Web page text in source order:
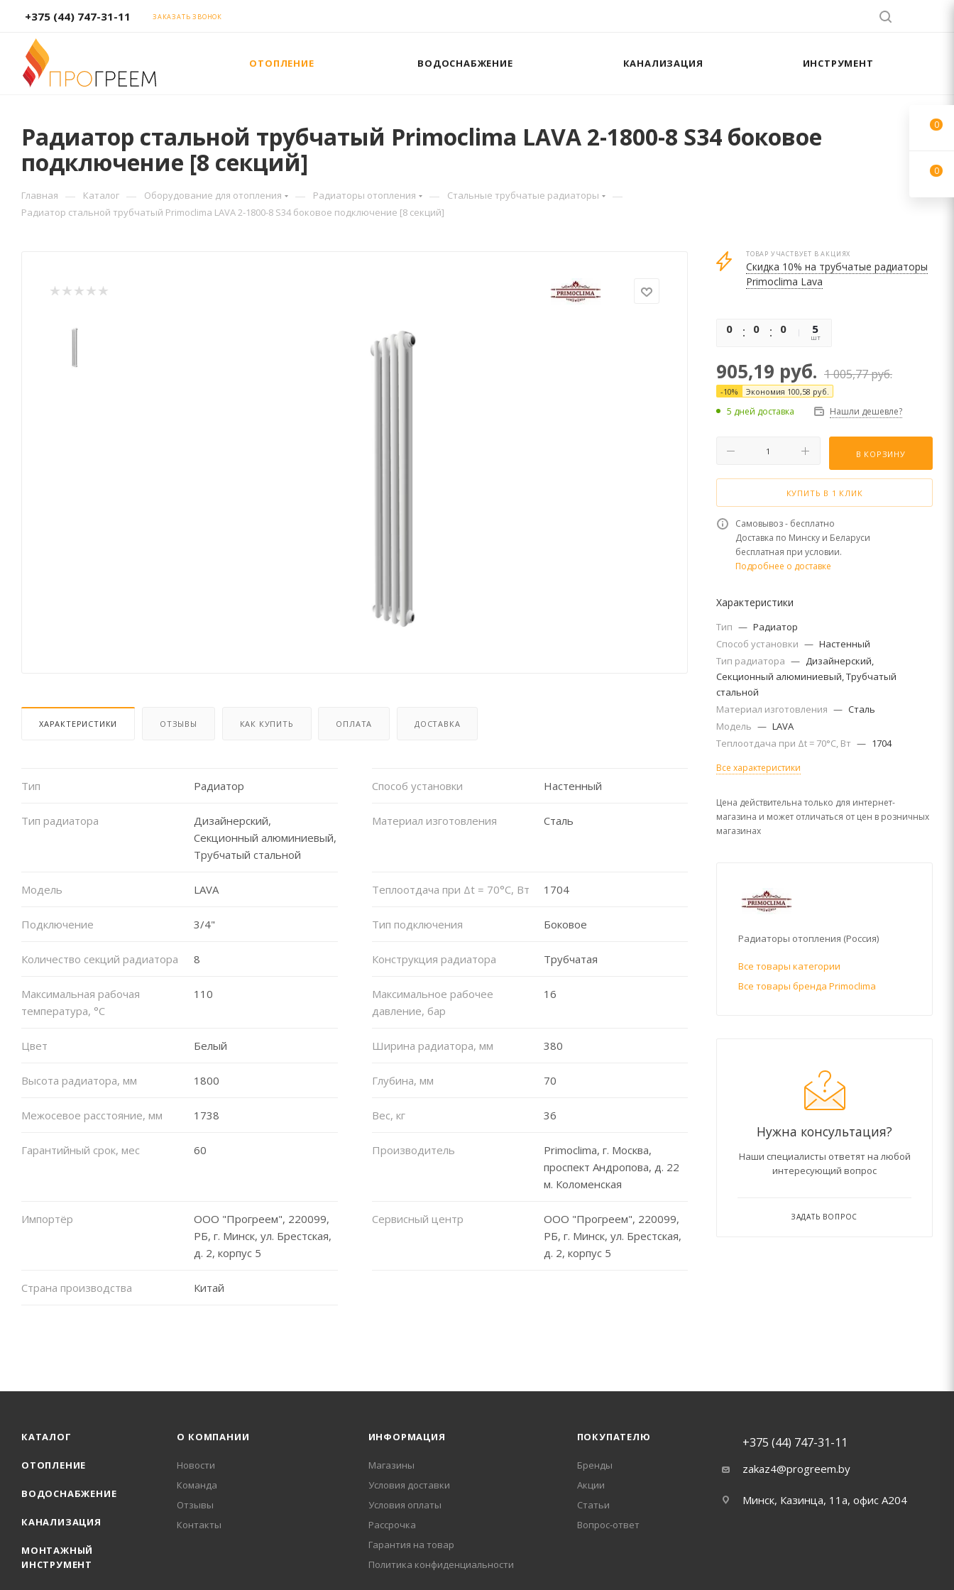
+375 (44) 747-31-11 ЗАКАЗАТЬ ЗВОНОК
ОТОПЛЕНИЕ ВОДОСНАБЖЕНИЕ КАНАЛИЗАЦИЯ ИНСТРУМЕНТ
Радиатор стальной трубчатый Primoclima LAVA 2-1800-8 S34 боковое
подключение [8 секций]
Главная — Каталог — Оборудование для отопления — Радиаторы отопления — Стальные трубчатые радиаторы —
Радиатор стальной трубчатый Primoclima LAVA 2-1800-8 S34 боковое подключение [8 секций]
ХАРАКТЕРИСТИКИ ОТЗЫВЫ КАК КУПИТЬ ОПЛАТА ДОСТАВКА
Тип Радиатор Способ установки Настенный
Тип радиатора
Дизайнерский,
Секционный алюминиевый,
Трубчатый стальной
Материал изготовления Сталь
Модель LAVA Теплоотдача при Δt = 70°C, Вт 1704
Подключение 3/4" Тип подключения Боковое
Количество секций радиатора 8 Конструкция радиатора Трубчатая
Максимальная рабочая
температура, °C
110
Максимальное рабочее
давление, бар
16
Цвет Белый Ширина радиатора, мм 380
Высота радиатора, мм 1800 Глубина, мм 70
Межосевое расстояние, мм 1738 Вес, кг 36
Гарантийный срок, мес 60 Производитель
Primoclima, г. Москва,
проспект Андропова, д. 22
м. Коломенская
Импортёр
ООО "Прогреем", 220099,
РБ, г. Минск, ул. Брестская,
д. 2, корпус 5
Сервисный центр
ООО "Прогреем", 220099,
РБ, г. Минск, ул. Брестская,
д. 2, корпус 5
Страна производства Китай
ТОВАР УЧАСТВУЕТ В АКЦИЯХ
Скидка 10% на трубчатые радиаторы
Primoclima Lava
0 0 0 05
шт
905,19 руб. 1 005,77руб.
-10% Экономия 100,58 руб.
5 дней доставка Нашли дешевле?
В КОРЗИНУ
КУПИТЬ В 1 КЛИК
Самовывоз - бесплатно
Доставка по Минску и Беларуси
бесплатная при условии.
Подробнее о доставке
Характеристики
Тип — Радиатор
Способ установки — Настенный
Тип радиатора — Дизайнерский,
Секционный алюминиевый, Трубчатый
стальной
Материал изготовления — Сталь
Модель — LAVA
Теплоотдача при Δt = 70°C, Вт — 1704
Все характеристики
Цена действительна только для интернет-
магазина и может отличаться от цен в розничных
магазинах
Радиаторы отопления (Россия)
Все товары категории
Все товары бренда Primoclima
Нужна консультация?
Наши специалисты ответят на любой
интересующий вопрос
ЗАДАТЬ ВОПРОС
КАТАЛОГ
ОТОПЛЕНИЕ
ВОДОСНАБЖЕНИЕ
КАНАЛИЗАЦИЯ
МОНТАЖНЫЙ
ИНСТРУМЕНТ
О КОМПАНИИ
Новости
Команда
Отзывы
Контакты
ИНФОРМАЦИЯ
Магазины
Условия доставки
Условия оплаты
Рассрочка
Гарантия на товар
Политика конфиденциальности
ПОКУПАТЕЛЮ
Бренды
Акции
Статьи
Вопрос-ответ
+375 (44) 747-31-11
zakaz4@progreem.by
Минск, Казинца, 11а, офис А204
0
0